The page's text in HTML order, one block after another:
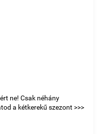
ne! Csak néhány
a kétkerekű szezont >>>